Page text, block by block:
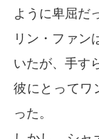
ように卑屈だ
リン・ファン
いたが、手す
彼にとってワ
った。